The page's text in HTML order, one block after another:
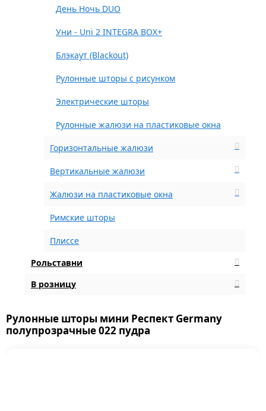
День Ночь DUO
Уни - Uni 2 INTEGRA BOX+
Блэкаут (Blackout)
Рулонные шторы с рисунком
Электрические шторы
Рулонные жалюзи на пластиковые окна
Горизонтальные жалюзи
Вертикальные жалюзи
Жалюзи на пластиковые окна
Римские шторы
Плиссе
Рольставни
В розницу
Рулонные шторы мини Респект Germany
полупрозрачные 022 пудра